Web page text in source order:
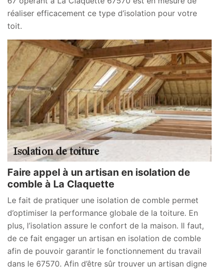
réaliser efficacement ce type d’isolation pour votre
toit.
Faire appel à un artisan en isolation de
comble à La Claquette
Le fait de pratiquer une isolation de comble permet
d’optimiser la performance globale de la toiture. En
plus, l’isolation assure le confort de la maison. Il faut,
de ce fait engager un artisan en isolation de comble
afin de pouvoir garantir le fonctionnement du travail
dans le 67570. Afin d’être sûr trouver un artisan digne